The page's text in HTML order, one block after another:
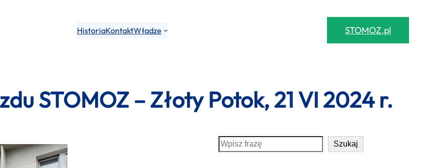
HistoriaKontaktWładze STOMOZ.pl
STOMOZ – Złoty Potok, 21 VI 2024 r.
S
e
Szukaj